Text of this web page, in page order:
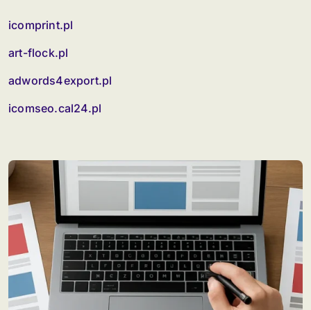
icomprint.pl
art-flock.pl
adwords4export.pl
icomseo.cal24.pl